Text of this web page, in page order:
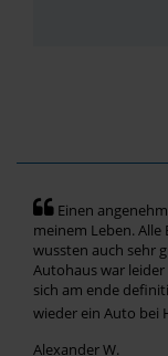
Einen
meinem Leben.
wussten auch sehr
Autohaus war
sich am ende
wieder ein Auto bei
Alexander W.